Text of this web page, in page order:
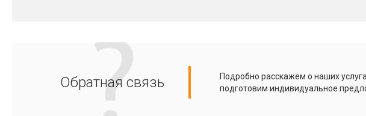
Обратная связь
Подробно расскажем о наших
подготовим индивидуальное